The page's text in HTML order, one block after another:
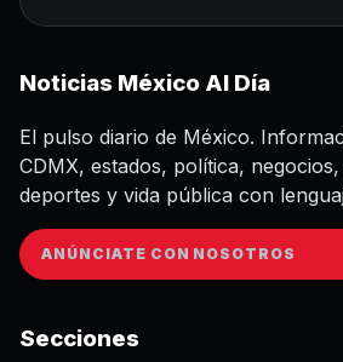
Noticias México Al Día
El pulso diario de México.
CDMX, estados, política,
deportes y vida pública con
ANÚNCIATE CON NOSOTROS
Secciones